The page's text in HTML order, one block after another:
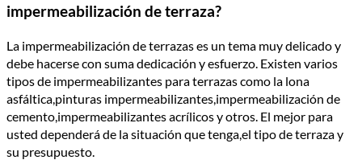
impermeabilización de terraza?
La impermeabilización de terrazas es un tema muy delicado y
debe hacerse con suma dedicación y esfuerzo. Existen varios
tipos de impermeabilizantes para terrazas como la lona
asfáltica,pinturas impermeabilizantes,impermeabilización de
cemento,impermeabilizantes acrílicos y otros. El mejor para
usted dependerá de la situación que tenga,el tipo de terraza y
su presupuesto.